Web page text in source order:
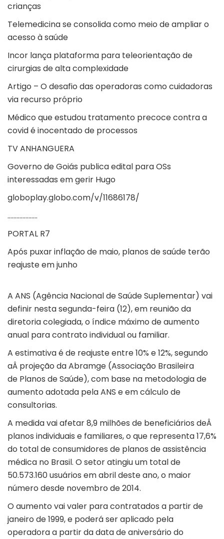
crianças
Telemedicina se consolida como meio de ampliar o
acesso à saúde
Incor lança plataforma para teleorientação de
cirurgias de alta complexidade
Artigo – O desafio das operadoras como cuidadoras
via recurso próprio
Médico que estudou tratamento precoce contra a
covid é inocentado de processos
TV ANHANGUERA
Governo de Goiás publica edital para OSs
interessadas em gerir Hugo
globoplay.globo.com/v/11686178/
………………..
PORTAL R7
Após puxar inflação de maio, planos de saúde terão
reajuste em junho
A ANS (Agência Nacional de Saúde Suplementar) vai
definir nesta segunda-feira (12), em reunião da
diretoria colegiada, o índice máximo de aumento
anual para contrato individual ou familiar.
A estimativa é de reajuste entre 10% e 12%, segundo
aÂ projeção da Abramge (Associação Brasileira
de Planos de Saúde), com base na metodologia de
aumento adotada pela ANS e em cálculo de
consultorias.
A medida vai afetar 8,9 milhões de beneficiários deÂ
planos individuais e familiares, o que representa 17,6%
do total de consumidores de planos de assistência
médica no Brasil. O setor atingiu um total de
50.573.160 usuários em abril deste ano, o maior
número desde novembro de 2014.
O aumento vai valer para contratados a partir de
janeiro de 1999, e poderá ser aplicado pela
operadora a partir da data de aniversário do